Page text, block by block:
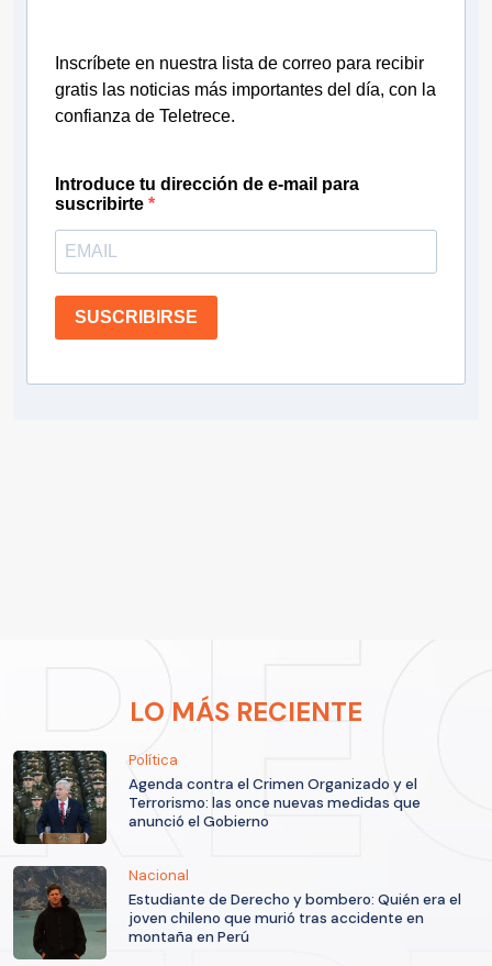
Inscríbete en nuestra lista de correo para recibir
gratis las noticias más importantes del día, con la
confianza de Teletrece.
Introduce tu dirección de e-mail para
suscribirte
SUSCRIBIRSE
LO MÁS RECIENTE
Política
Agenda contra el Crimen Organizado y el
Terrorismo: las once nuevas medidas que
anunció el Gobierno
Nacional
Estudiante de Derecho y bombero: Quién era el
joven chileno que murió tras accidente en
montaña en Perú